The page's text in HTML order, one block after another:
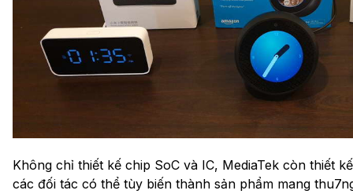
Không chỉ thiết kế chip SoC và IC, MediaTek còn thiết
các đối tác có thể tùy biến thành sản phẩm mang